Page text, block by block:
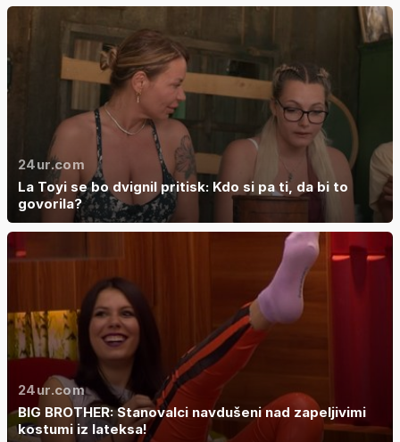
24ur.com
La Toyi se bo dvignil pritisk: Kdo si pa ti, da bi to
govorila?
24ur.com
BIG BROTHER: Stanovalci navdušeni nad zapeljivimi
kostumi iz lateksa!